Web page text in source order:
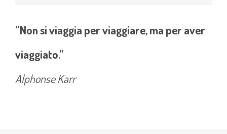
“Non si viaggia per viaggiare, ma per aver
viaggiato.”
Alphonse Karr